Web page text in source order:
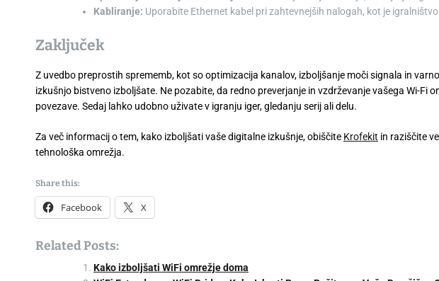
Kabliranje: Uporabite Ethernet kabel pri zahtevnejših nalogah, kot je igralništvo.
Zaključek
Z uvedbo preprostih sprememb, kot so optimizacija kanalov, izboljšanje moči signala in
izkušnjo bistveno izboljšate. Ne pozabite, da redno preverjanje in vzdrževanje vašega Wi-Fi
povezave. Sedaj lahko udobno uživate v igranju iger, gledanju serij ali delu.
Za več informacij o tem, kako izboljšati vaše digitalne izkušnje, obiščite Krofekit in raziščite
tehnološka omrežja.
Share this:
Facebook X
Related Posts:
Kako izboljšati WiFi omrežje doma